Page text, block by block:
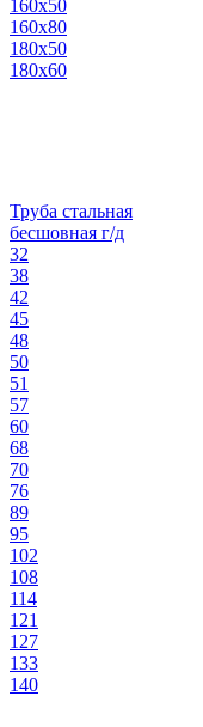
160х50
160х80
180х50
180х60
Труба стальная
бесшовная г/д
32
38
42
45
48
50
51
57
60
68
70
76
89
95
102
108
114
121
127
133
140